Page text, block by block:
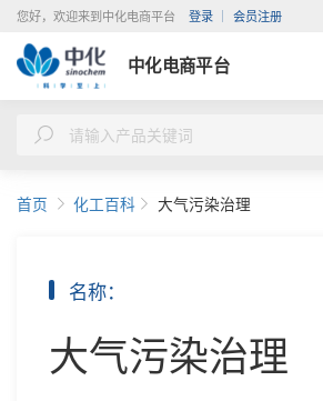
您好，欢迎来到中化电商平台 登录 会员注册
中化电商平台
首页 化工百科 大气污染治理
名称：
大气污染治理